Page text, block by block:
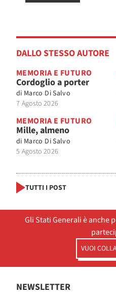
DALLO STESSO AUTORE
MEMORIA E FUTURO
Cordoglio a porter
di Marco Di Salvo
7 Agosto 2026
MEMORIA E FUTURO
Mille, almeno
di Marco Di Salvo
5 Agosto 2026
TUTTI I POST
Gli Stati Generali è anche
VUOI
NEWSLETTER